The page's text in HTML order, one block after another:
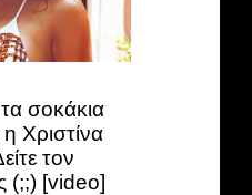
σοκάκια
Χριστίνα
τον
(;;) [video]